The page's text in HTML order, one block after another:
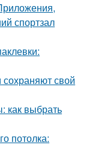
спортзал
сохраняют свой
как выбрать
потолка: